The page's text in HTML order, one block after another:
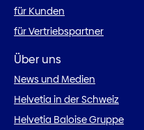
für Kunden
für Vertriebspartner
Über uns
News und Medien
Helvetia in der Schweiz
Helvetia Baloise Gruppe